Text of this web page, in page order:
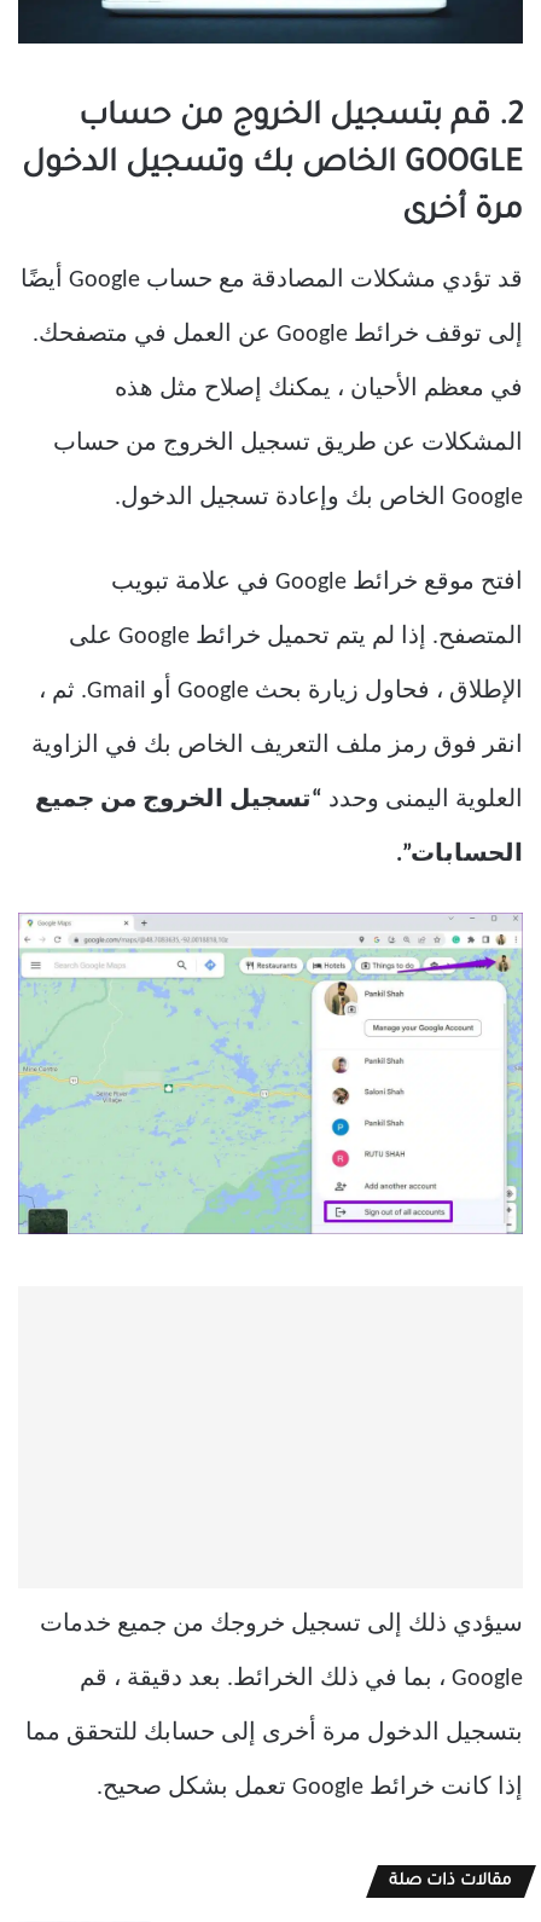
2. قم بتسجيل الخروج من حساب
GOOGLE الخاص بك وتسجيل الدخول
مرة أخرى
قد تؤدي مشكلات المصادقة مع حساب Google أيضًا
إلى توقف خرائط Google عن العمل في متصفحك.
في معظم الأحيان ، يمكنك إصلاح مثل هذه
المشكلات عن طريق تسجيل الخروج من حساب
Google الخاص بك وإعادة تسجيل الدخول.
افتح موقع خرائط Google في علامة تبويب
المتصفح. إذا لم يتم تحميل خرائط Google على
الإطلاق ، فحاول زيارة بحث Google أو Gmail. ثم ،
انقر فوق رمز ملف التعريف الخاص بك في الزاوية
العلوية اليمنى وحدد “تسجيل الخروج من جميع
الحسابات”.
سيؤدي ذلك إلى تسجيل خروجك من جميع خدمات
Google ، بما في ذلك الخرائط. بعد دقيقة ، قم
بتسجيل الدخول مرة أخرى إلى حسابك للتحقق مما
إذا كانت خرائط Google تعمل بشكل صحيح.
مقالات ذات صلة